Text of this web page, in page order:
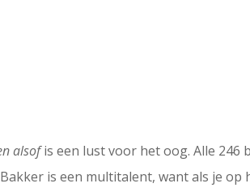
alsofis een lust voor het oog. Alle 246
is een multitalent, want als je